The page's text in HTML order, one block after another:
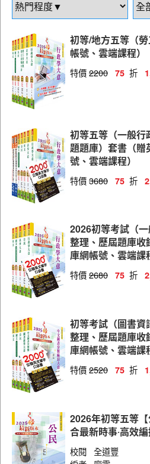
人事行政
教育行政
財稅行政
金融保險
會計
廉政
地政
經建行政
電子工程
初等/地方五等（
帳號、雲端課程）
特價2200 75 折
初等五等（一般行
題題庫）套書（贈
號、雲端課程）
特價3680 75 折
2026初等考試（
整理、歷屆題庫收
庫網帳號、雲端課
特價2680 75 折
初等考試（圖書資
整理、歷屆題庫收
庫網帳號、雲端課
特價2520 75 折
2026年初等五等
合最新時事‧高效
校閱 全道豐